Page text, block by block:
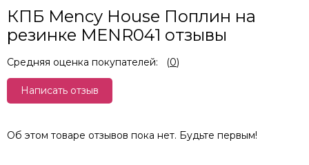
КПБ Mency House Поплин на
резинке MENR041 отзывы
Средняя оценка покупателей: (0)
Написать отзыв
Об этом товаре отзывов пока нет. Будьте первым!